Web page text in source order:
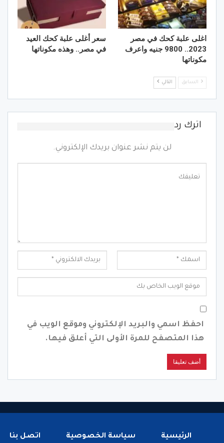
اغلى علبة كحك في مصر
2023.. 9800 جنيه واعرف
مكوناتها
سعر أغلى علبة كحك العيد
في مصر.. وهذه مكوناتها
السابق التالي
اترك رد
لن يتم نشر عنوان بريدك الإلكتروني.
احفظ اسمي والبريد الإلكتروني وموقع الويب في
هذا المتصفح للمرة الأولى التي أعلق فيها.
الرئيسية سياسة الخصوصية اتصل بنا